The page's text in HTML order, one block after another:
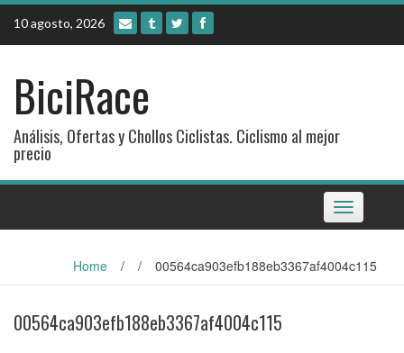
Skip
content
10 agosto, 2026
BiciRace
Análisis, Ofertas y Chollos Ciclistas. Ciclismo al mejor
precio
Toggle
navigation
Home / / 00564ca903efb188eb3367af4004c115
00564ca903efb188eb3367af4004c115